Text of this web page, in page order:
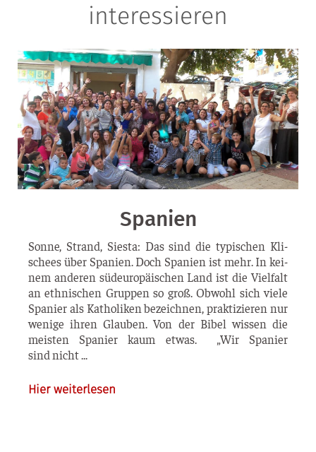
interessieren
Spanien
Son­ne, Strand, Sies­ta: Das sind die typi­schen Kli­
schees über Spa­ni­en. Doch Spa­ni­en ist mehr. In kei­
nem ande­ren süd­eu­ro­päi­schen Land ist die Viel­falt
an eth­ni­schen Grup­pen so groß. Obwohl sich vie­le
Spa­ni­er als Katho­li­ken bezeich­nen, prak­ti­zie­ren nur
weni­ge ihren Glau­ben. Von der Bibel wis­sen die
meis­ten Spa­ni­er kaum etwas. „Wir Spa­ni­er
sind nicht
Hier weiterlesen